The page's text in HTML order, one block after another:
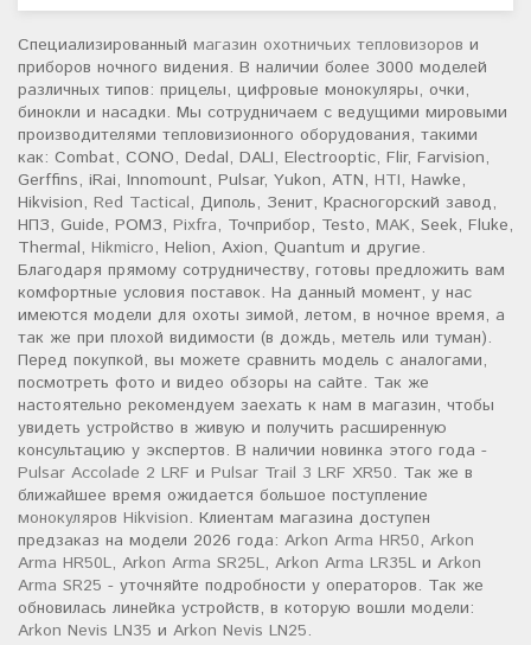
Специализированный магазин охотничьих тепловизоров и
приборов ночного видения. В наличии более 3000 моделей
различных типов: прицелы, цифровые монокуляры, очки,
бинокли и насадки. Мы сотрудничаем с ведущими мировыми
производителями тепловизионного оборудования, такими
как: Combat, CONO, Dedal, DALI, Electrooptic, Flir, Farvision,
Gerffins, iRai, Innomount, Pulsar, Yukon, ATN, HTI, Hawke,
Hikvision, Red Tactical, Диполь, Зенит, Красногорский завод,
НПЗ, Guide, РОМЗ, Pixfra, Точприбор, Testo, MAK, Seek, Fluke,
Thermal, Hikmicro, Helion, Axion, Quantum и другие.
Благодаря прямому сотрудничеству, готовы предложить вам
комфортные условия поставок. На данный момент, у нас
имеются модели для охоты зимой, летом, в ночное время, а
так же при плохой видимости (в дождь, метель или туман).
Перед покупкой, вы можете сравнить модель с аналогами,
посмотреть фото и видео обзоры на сайте. Так же
настоятельно рекомендуем заехать к нам в магазин, чтобы
увидеть устройство в живую и получить расширенную
консультацию у экспертов. В наличии новинка этого года -
Pulsar Accolade 2 LRF и Pulsar Trail 3 LRF XR50. Так же в
ближайшее время ожидается большое поступление
монокуляров Hikvision. Клиентам магазина доступен
предзаказ на модели 2026 года: Arkon Arma HR50, Arkon
Arma HR50L, Arkon Arma SR25L, Arkon Arma LR35L и Arkon
Arma SR25 - уточняйте подробности у операторов. Так же
обновилась линейка устройств, в которую вошли модели:
Arkon Nevis LN35 и Arkon Nevis LN25.